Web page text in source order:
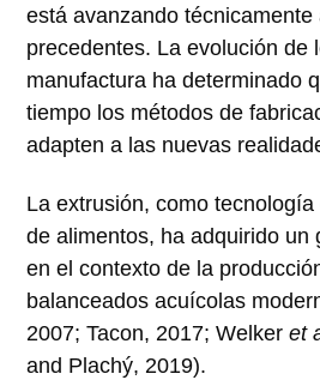
está avanzando
precedentes. La evolución de
manufactura ha determinado
tiempo los métodos de
adapten a las nuevas
La extrusión, como
de alimentos, ha adquirido un
en el contexto de la
balanceados acuícolas
2007; Tacon, 2017; Welkeret
and Plachý, 2019).